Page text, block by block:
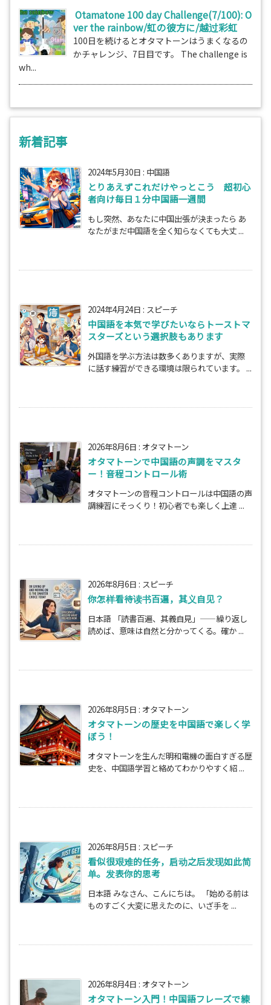
Otamatone 100 day Challenge(7/100): O
ver the rainbow/虹の彼方に/越过彩虹
100日を続けるとオタマトーンはうまくなるの
かチャレンジ、7日目です。 The challenge is
wh...
新着記事
2024年5月30日 : 中国語
とりあえずこれだけやっとこう 超初心
者向け毎日１分中国語一週間
もし突然、あなたに中国出張が決まったら あ
なたがまだ中国語を全く知らなくても大丈 ...
2024年4月24日 : スピーチ
中国語を本気で学びたいならトーストマ
スターズという選択肢もあります
外国語を学ぶ方法は数多くありますが、実際
に話す練習ができる環境は限られています。 ...
2026年8月6日 : オタマトーン
オタマトーンで中国語の声調をマスタ
ー！音程コントロール術
オタマトーンの音程コントロールは中国語の声
調練習にそっくり！初心者でも楽しく上達 ...
2026年8月6日 : スピーチ
你怎样看待读书百遍，其义自见？
日本語 「読書百遍、其義自見」——繰り返し
読めば、意味は自然と分かってくる。確か ...
2026年8月5日 : オタマトーン
オタマトーンの歴史を中国語で楽しく学
ぼう！
オタマトーンを生んだ明和電機の面白すぎる歴
史を、中国語学習と絡めてわかりやすく紹 ...
2026年8月5日 : スピーチ
看似很艰难的任务，启动之后发现如此简
单。发表你的思考
日本語 みなさん、こんにちは。 「始める前は
ものすごく大変に思えたのに、いざ手を ...
2026年8月4日 : オタマトーン
オタマトーン入門！中国語フレーズで練